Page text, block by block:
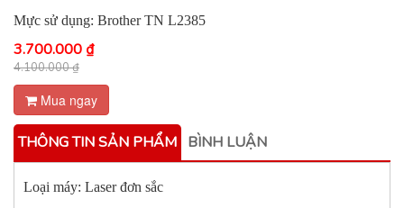
Mực sử dụng: Brother TN L2385
3.700.000 ₫
4.100.000 ₫
Mua ngay
THÔNG TIN SẢN PHẨM BÌNH LUẬN
Loại máy: Laser đơn sắc